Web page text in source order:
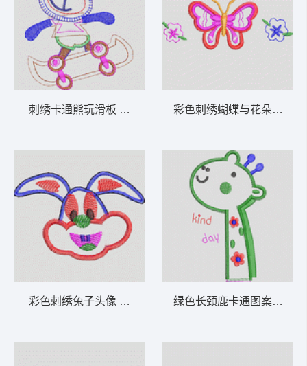
刺绣卡通熊玩滑板 卡通童装章标贴布
彩色刺绣兔子头像 卡通童装章标贴布 绿色长颈鹿